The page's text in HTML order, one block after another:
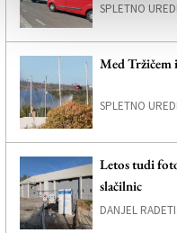
SPLETNO
Med Tržičem
SPLETNO
Letos tudi
slačilnic
DANJEL